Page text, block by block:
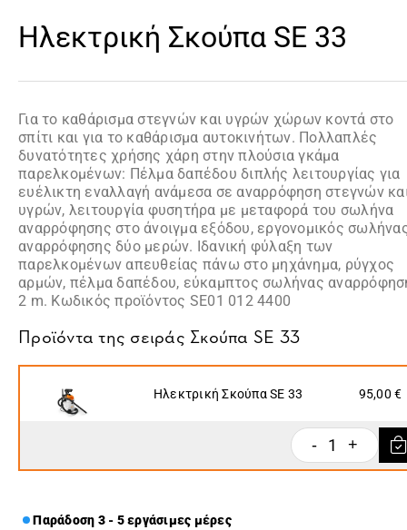
Ηλεκτρική Σκούπα SE 33
Για το καθάρισμα στεγνών και υγρών χώρων κοντά στο
σπίτι και για το καθάρισμα αυτοκινήτων. Πολλαπλές
δυνατότητες χρήσης χάρη στην πλούσια γκάμα
παρελκομένων: Πέλμα δαπέδου διπλής λειτουργίας για
ευέλικτη εναλλαγή ανάμεσα σε αναρρόφηση στεγνών
υγρών, λειτουργία φυσητήρα με μεταφορά του σωλήνα
αναρρόφησης στο άνοιγμα εξόδου, εργονομικός
αναρρόφησης δύο μερών. Ιδανική φύλαξη των
παρελκομένων απευθείας πάνω στο μηχάνημα, ρύγχος
αρμών, πέλμα δαπέδου, εύκαμπτος σωλήνας
2 m. Κωδικός προϊόντος SE01 012 4400
Προϊόντα της σειράς Σκούπα SE 33
Ηλεκτρική Σκούπα SE 33 95,00 €
- 1 +
Παράδοση 3 - 5 εργάσιμες μέρες